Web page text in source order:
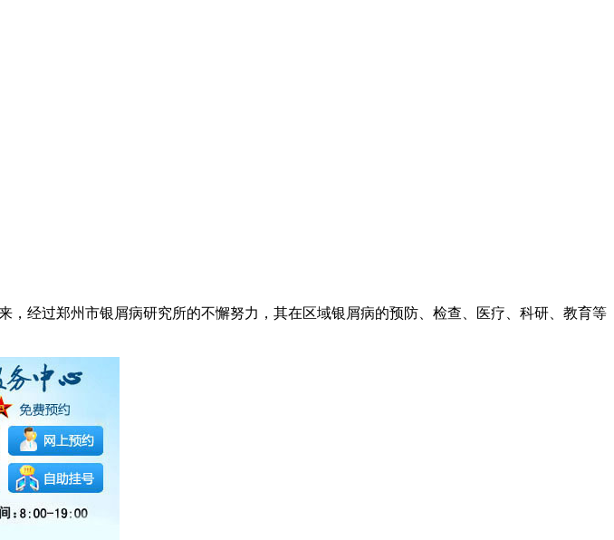
经过郑州市银屑病研究所的不懈努力，其在区域银屑病的预防、检查、医疗、科研、教育等